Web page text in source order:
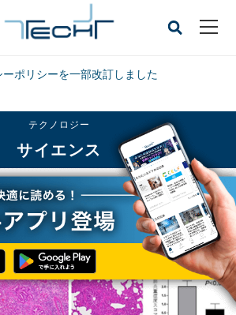
ーポリシーを一部改訂しました
CLOSE
テクノロジー
サイエンス
サイエンス
コの肺を長期的に損傷させる恐れ - 東大医科研